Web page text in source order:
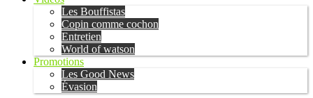
Les Bouffistas
Copin comme cochon
Entretien
World of watson
Promotions
Les Good News
Évasion